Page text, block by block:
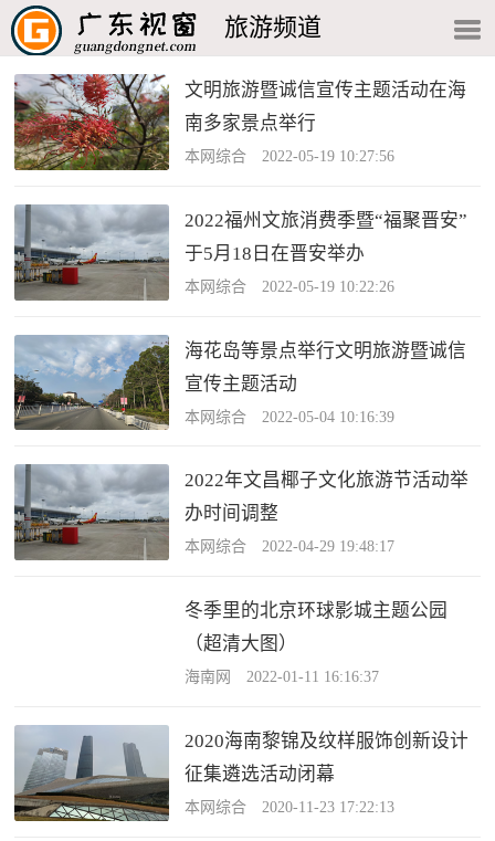
旅游频道
文明旅游暨诚信宣传主题活动在海
南多家景点举行
本网综合 2022-05-19 10:27:56
2022福州文旅消费季暨“福聚晋安”
于5月18日在晋安举办
本网综合 2022-05-19 10:22:26
海花岛等景点举行文明旅游暨诚信
宣传主题活动
本网综合 2022-05-04 10:16:39
2022年文昌椰子文化旅游节活动举
办时间调整
本网综合 2022-04-29 19:48:17
冬季里的北京环球影城主题公园
（超清大图）
海南网 2022-01-11 16:16:37
2020海南黎锦及纹样服饰创新设计
征集遴选活动闭幕
本网综合 2020-11-23 17:22:13